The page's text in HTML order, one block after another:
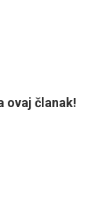
ovaj članak!